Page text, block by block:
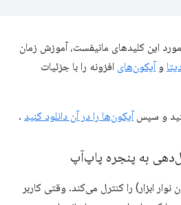
این کلیدهای مانیفست، آموزش زمان
و آیکون‌های افزونه را با جزئیات
و سپس آیکون‌ها را در آن دانلود کنید .
نوار ابزار) را کنترل می‌کند. وقتی کاربر